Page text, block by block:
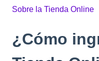
Sobre la Tienda Online
¿Cómo